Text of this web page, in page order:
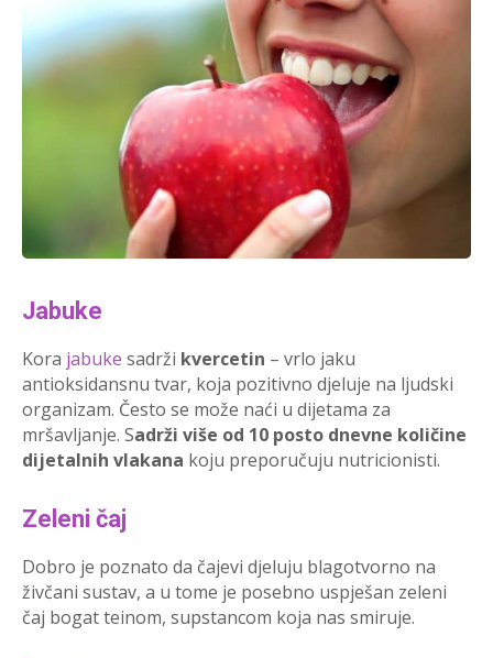
Jabuke
Kora jabuke sadrži kvercetin – vrlo jaku
antioksidansnu tvar, koja pozitivno djeluje na ljudski
organizam. Često se može naći u dijetama za
mršavljanje. Sadrži više od 10 posto dnevne količine
dijetalnih vlakana koju preporučuju nutricionisti.
Zeleni čaj
Dobro je poznato da čajevi djeluju blagotvorno na
živčani sustav, a u tome je posebno uspješan zeleni
čaj bogat teinom, supstancom koja nas smiruje.